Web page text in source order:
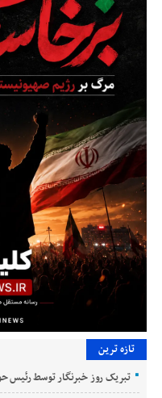
تازه ترین
تبریک روز خبرنگار توسط رئیس